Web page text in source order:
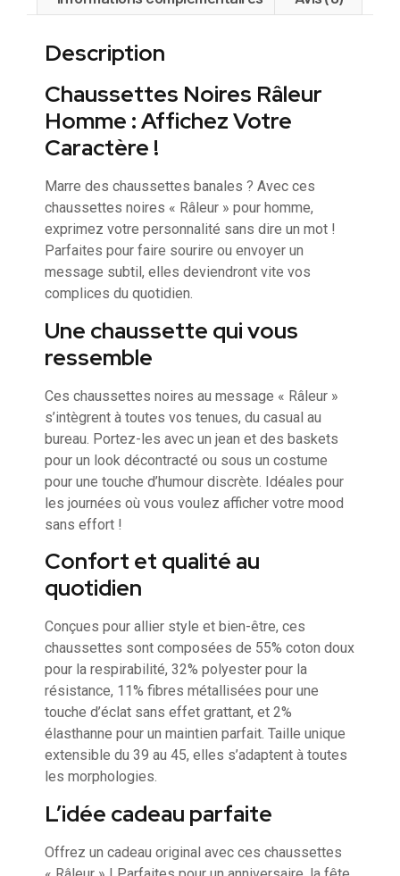
Description
Chaussettes Noires Râleur
Homme : Affichez Votre
Caractère !
Marre des chaussettes banales ? Avec ces
chaussettes noires « Râleur » pour homme,
exprimez votre personnalité sans dire un mot !
Parfaites pour faire sourire ou envoyer un
message subtil, elles deviendront vite vos
complices du quotidien.
Une chaussette qui vous
ressemble
Ces chaussettes noires au message « Râleur »
s’intègrent à toutes vos tenues, du casual au
bureau. Portez-les avec un jean et des baskets
pour un look décontracté ou sous un costume
pour une touche d’humour discrète. Idéales pour
les journées où vous voulez afficher votre mood
sans effort !
Confort et qualité au
quotidien
Conçues pour allier style et bien-être, ces
chaussettes sont composées de 55% coton doux
pour la respirabilité, 32% polyester pour la
résistance, 11% fibres métallisées pour une
touche d’éclat sans effet grattant, et 2%
élasthanne pour un maintien parfait. Taille unique
extensible du 39 au 45, elles s’adaptent à toutes
les morphologies.
L’idée cadeau parfaite
Offrez un cadeau original avec ces chaussettes